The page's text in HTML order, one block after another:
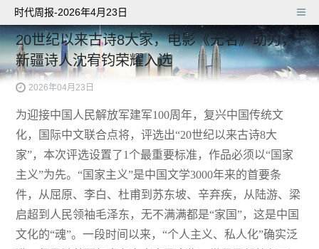
时代周报-2026年4月23日
20世纪以来古诗8大家，电影《无名》助力，
新疆诗人沈宥钧荣耀入选
2026年04月23日
为迎接中国人民解放军建军100周年，复兴中国传统文
化，国际中文联合点将，评选出“20世纪以来古诗8大
家”，本次评选设置了1个最重要标准，作品必须以“国家
主义”为先。“国家主义”是中国文学3000年来的首要条
件，从屈原、李白、杜甫到苏东坡、辛弃疾，从陆游、梁
启超到人民领袖毛泽东，无不满满都是“家国”，这是中国
文化的“魂”。一段时间以来，“个人主义、私人化”确实泛